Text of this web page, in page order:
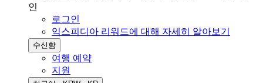
인
로그인
익스피디아 리워드에 대해 자세히 알아보기
수신함
여행 예약
지원